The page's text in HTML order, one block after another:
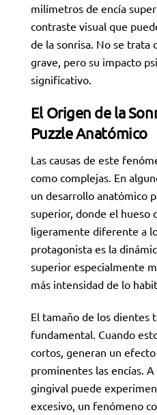
milímetros de encía
contraste visual que
de la sonrisa. No se trata
grave, pero su impacto
significativo.
El Origen de la
Puzzle Anatómico
Las causas de este
como complejas. En
un desarrollo anatómico
superior, donde el hueso
ligeramente diferente a
protagonista es la
superior especialmente
más intensidad de lo
El tamaño de los dientes
fundamental. Cuando
cortos, generan un
prominentes las encías.
gingival puede
excesivo, un fenómeno